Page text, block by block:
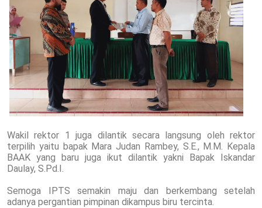
Wakil rektor 1 juga dilantik secara langsung oleh rektor
terpilih yaitu bapak Mara Judan Rambey, S.E., M.M. Kepala
BAAK yang baru juga ikut dilantik yakni Bapak Iskandar
Daulay, S.Pd.I.
Semoga IPTS semakin maju dan berkembang setelah
adanya pergantian pimpinan dikampus biru tercinta.